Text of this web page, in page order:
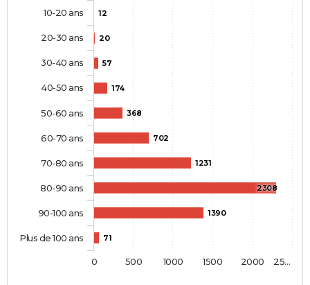
12
20
57
174
368
702
1231
2308
1390
71
10-20 ans
20-30 ans
30-40 ans
40-50 ans
50-60 ans
60-70 ans
70-80 ans
80-90 ans
90-100 ans
Plus de 100 ans
0 500 1000 1500 2000 25…